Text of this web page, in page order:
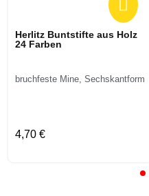
Herlitz Buntstifte aus Holz
24 Farben
bruchfeste Mine, Sechskantform
4,70 €